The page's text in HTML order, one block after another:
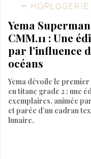
HORLOGERIE
Yema
CMM.11 : Une
par l’influence
océans
Yema dévoile le
en titane grade 2 : une
exemplaires, animée
et parée d’un cadran
lunaire.